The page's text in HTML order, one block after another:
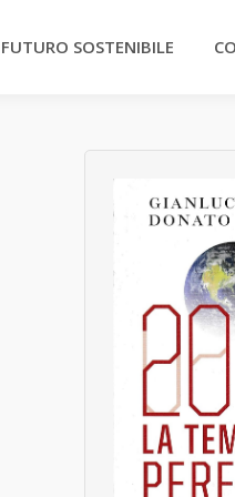
SOSTENIBILE